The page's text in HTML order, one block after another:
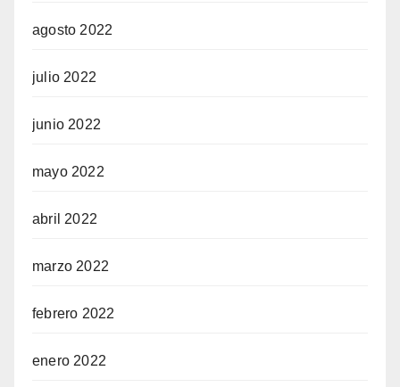
agosto 2022
julio 2022
junio 2022
mayo 2022
abril 2022
marzo 2022
febrero 2022
enero 2022